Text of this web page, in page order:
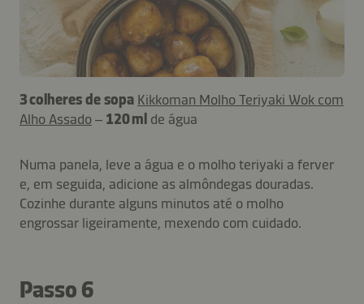
3 colheres de sopa Kikkoman Molho Teriyaki Wok com
Alho Assado– 120 ml de água
Numa panela, leve a água e o molho teriyaki a ferver
e, em seguida, adicione as almôndegas douradas.
Cozinhe durante alguns minutos até o molho
engrossar ligeiramente, mexendo com cuidado.
Passo 6